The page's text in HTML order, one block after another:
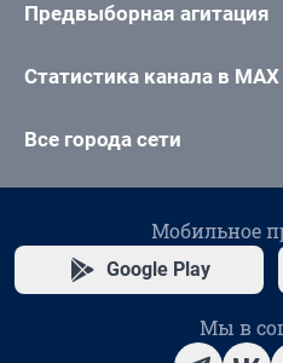
Предвыборная агитация
Статистика канала в MAX
Все города сети
Мобильное
Google Play
Мы в